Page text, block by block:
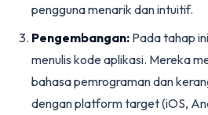
pengguna menarik dan intuitif.
Pengembangan: Pada tahap
menulis kode aplikasi. Mereka
bahasa pemrograman dan
dengan platform target (iOS,